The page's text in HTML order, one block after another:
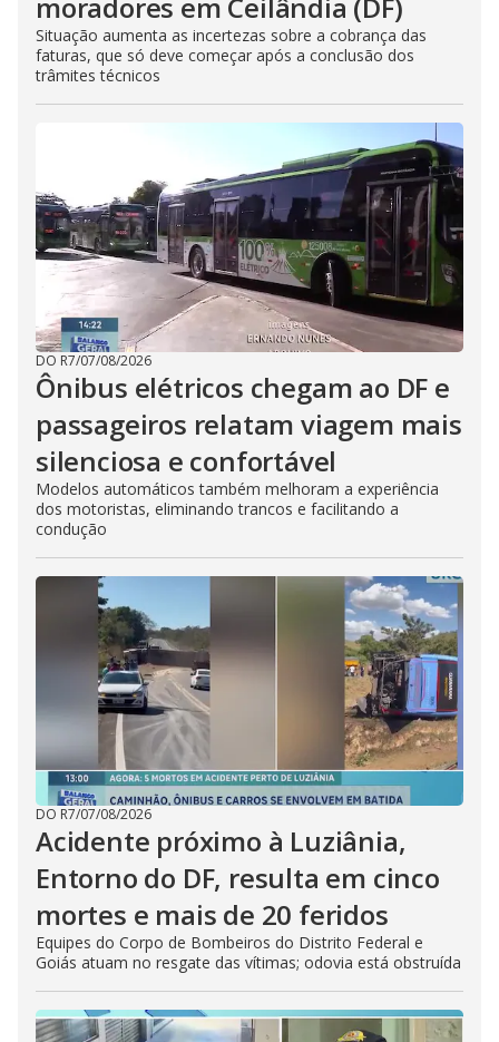
Situação aumenta as incertezas sobre a cobrança das
faturas, que só deve começar após a conclusão dos
trâmites técnicos
DO R7/07/08/2026
Ônibus elétricos chegam ao DF e
passageiros relatam viagem mais
silenciosa e confortável
Modelos automáticos também melhoram a experiência
dos motoristas, eliminando trancos e facilitando a
condução
DO R7/07/08/2026
Acidente próximo à Luziânia,
Entorno do DF, resulta em cinco
mortes e mais de 20 feridos
Equipes do Corpo de Bombeiros do Distrito Federal e
Goiás atuam no resgate das vítimas; odovia está obstruída